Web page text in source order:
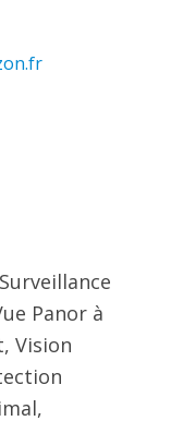
Panor à
Vision